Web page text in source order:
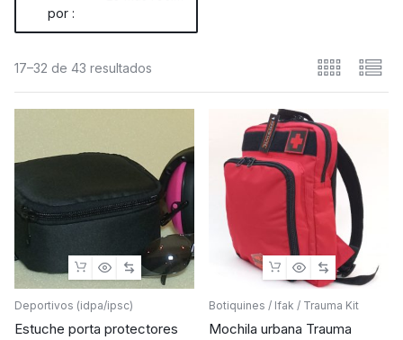
Industria
Argentina
por :
17–32 de 43 resultados
Deportivos (idpa/ipsc)
Estuche porta protectores
Botiquines / Ifak / Trauma Kit
Mochila urbana Trauma